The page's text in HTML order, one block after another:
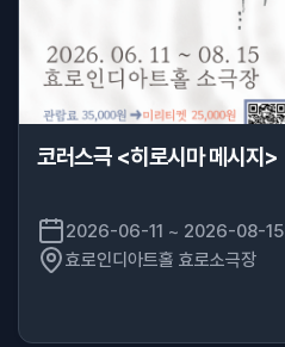
코러스극 <히로시마 메시지>
2026-06-11 ~ 2026-08-15
효로인디아트홀 효로소극장